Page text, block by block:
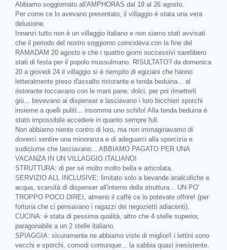
Abbiamo soggiornato all'AMPHORAS dal 19 al 26 agosto.
Per come ce lo avevano presentato, il villaggio è stata una vera
delusione.
Innanzi tutto non è un villaggio italiano e non siamo stati avvisati
che il periodo del nostro soggiorno coincideva con la fine del
RAMADAM 20 agosto e che i quattro giorni successivi sarebbero
stati di festa per il popolo mussulmano. RISULTATO? da domenica
20 a giovedi 24 il villaggio si è riempito di egiziani che hanno
letteralmente preso d'assalto ristorante e tenda beduina... al
ristorante toccavano con le mani pane, dolci, per poi rimetterli
giù... bevevano ai dispenser e lasciavano i loro bicchieri sporchi
insieme a quelli puliti... insomma uno schifo! Alla tenda beduina è
stato impossibile accedere in quanto sempre full.
Non abbiamo niente contro di loro, ma non immaginavamo di
doverci sentire una minoranza e di adeguarci alla sporcizia e
sudiciume che lasciavano... ABBIAMO PAGATO PER UNA
VACANZA IN UN VILLAGGIO ITALIANO!
STRUTTURA: di per sé molto molto bella e articolata.
SERVIZIO ALL INCLUSIVE: limitato solo a bevande analcoliche e
acqua, scarsità di dispenser all'interno della struttura... UN PO'
TROPPO POCO DIREI, almeno il caffè ce lo potevate offrire! (per
fortuna che ci pensavano i ragazzi dei negozietti adiacenti).
CUCINA: è stata di pessima qualità, altro che 4 stelle superior,
paragonabile a un 2 stelle italiano.
SPIAGGIA: sicuramente ne abbiamo viste di migliori! i lettini sono
vecchi e sporchi, comodi comunque... la sabbia quasi inesistente,